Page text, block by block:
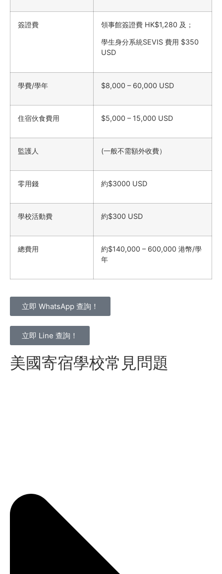
簽證費 領事館簽證費 HK$1,280 及；
學生身分系統SEVIS 費用 $350
USD
學費/學年 $8,000 – 60,000 USD
住宿伙食費用 $5,000 – 15,000 USD
監護人 (一般不需額外收費）
零用錢 約$3000 USD
學校活動費 約$300 USD
總費用
約$140,000 – 600,000 港幣/學
年
立即 WhatsApp 查詢！
立即 Line 查詢！
美國寄宿學校常見問題